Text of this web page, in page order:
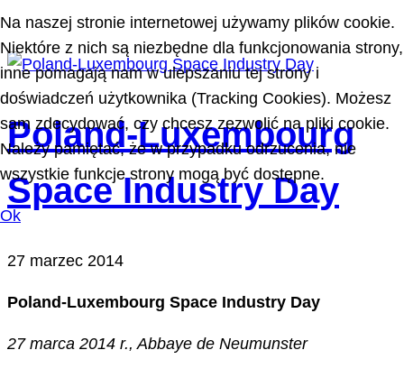
Poland-Luxembourg
Space Industry Day
27 marzec 2014
Poland-Luxembourg Space Industry Day
27 marca 2014 r., Abbaye de Neumunster
Na naszej stronie internetowej używamy plików cookie.
Niektóre z nich są niezbędne dla funkcjonowania strony,
inne pomagają nam w ulepszaniu tej strony i
doświadczeń użytkownika (Tracking Cookies). Możesz
sam zdecydować, czy chcesz zezwolić na pliki cookie.
Należy pamiętać, że w przypadku odrzucenia, nie
wszystkie funkcje strony mogą być dostępne.
Ok